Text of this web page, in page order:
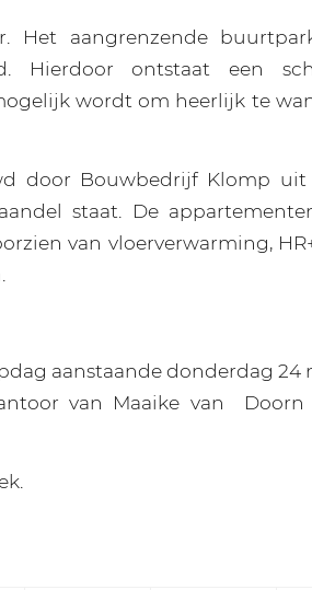
Het aangrenzende
Hierdoor ontstaat een
wordt om heerlijk te
door Bouwbedrijf Klomp uit
staat. De
van vloerverwarming,
aanstaande donderdag 24
van Maaike van
Doorn